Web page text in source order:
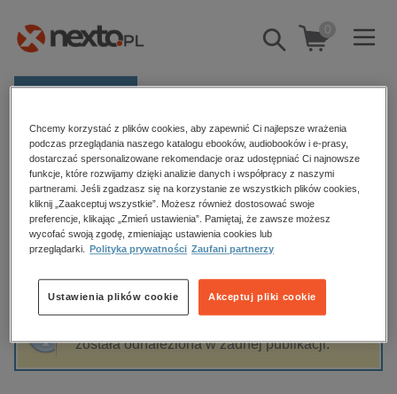
Pokaż/schowaj
wyszukiwarkę
0
Kategorie
Zobacz wszystkie E-prasa
budownictwo, aranżacja wnętrz
biznesowe, branżowe, gospodarka
dzienniki
edukacja
hobby, sport, rozrywka
komputery, internet, technologie, informatyka
Strona główna Chór zapomnianych głosów
Chór zapomnianych głosów
Sortowanie Filtrowanie
została odnaleziona w żadnej publikacji.
Chcemy korzystać z plików cookies, aby zapewnić Ci najlepsze wrażenia
podczas przeglądania naszego katalogu ebooków, audiobooków i e-prasy,
dostarczać spersonalizowane rekomendacje oraz udostępniać Ci najnowsze
funkcje, które rozwijamy dzięki analizie danych i współpracy z naszymi
partnerami. Jeśli zgadzasz się na korzystanie ze wszystkich plików cookies,
kliknij „Zaakceptuj wszystkie”. Możesz również dostosować swoje
preferencje, klikając „Zmień ustawienia”. Pamiętaj, że zawsze możesz
wycofać swoją zgodę, zmieniając ustawienia cookies lub
przeglądarki.
Polityka prywatności Zaufani partnerzy
Akceptuj pliki cookie
Ustawienia plików cookie